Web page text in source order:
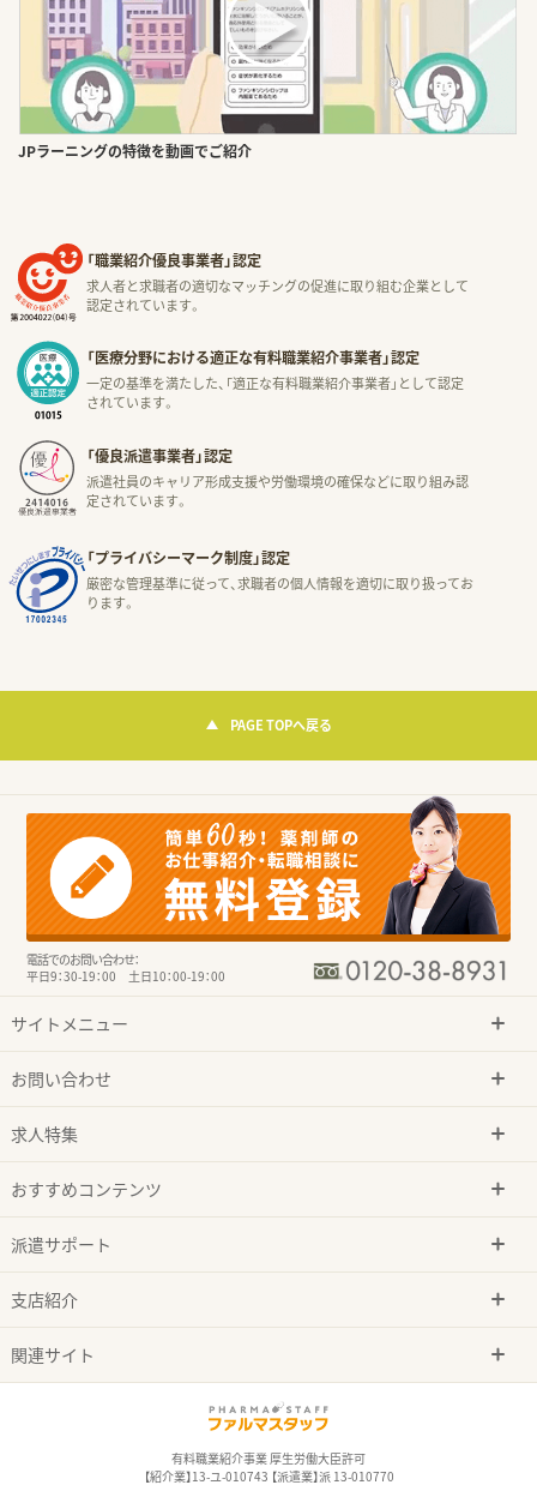
JPラーニングの特徴を動画でご紹介
「職業紹介優良事業者」認定
求人者と求職者の適切なマッチングの促進に取り組む企業として
認定されています。
「医療分野における適正な有料職業紹介事業者」認定
一定の基準を満たした、「適正な有料職業紹介事業者」として認定
されています。
「優良派遣事業者」認定
派遣社員のキャリア形成支援や労働環境の確保などに取り組み認
定されています。
「プライバシーマーク制度」認定
厳密な管理基準に従って、求職者の個人情報を適切に取り扱ってお
ります。
PAGE TOPへ戻る
電話でのお問い合わせ：
平日9：30-19：00 土日10：00-19：00
サイトメニュー
お問い合わせ
求人特集
おすすめコンテンツ
派遣サポート
支店紹介
関連サイト
有料職業紹介事業 厚生労働大臣許可
【紹介業】13-ユ-010743 【派遣業】派 13-010770